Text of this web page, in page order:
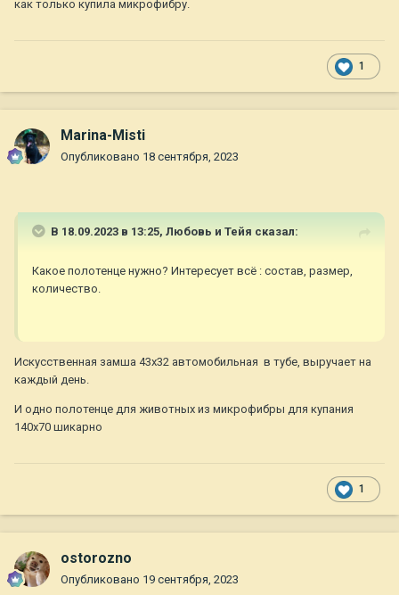
как только купила микрофибру.
1
Marina-Misti
Опубликовано 18 сентября, 2023
В 18.09.2023 в 13:25, Любовь и Тейя сказал:
Какое полотенце нужно? Интересует всё : состав, размер,
количество.
Искусственная замша 43х32 автомобильная в тубе, выручает на
каждый день.
И одно полотенце для животных из микрофибры для купания
140х70 шикарно
1
ostorozno
Опубликовано 19 сентября, 2023